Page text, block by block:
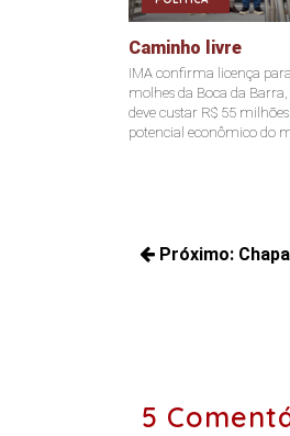
Caminho livre
IMA confirma licença
molhes da Boca da
deve custar R$ 55
potencial econômico do
Próximo:
5